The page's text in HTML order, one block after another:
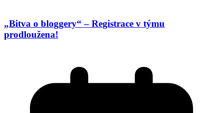
„Bitva o bloggery“ – Registrace v týmu
prodloužena!